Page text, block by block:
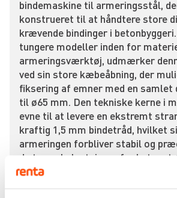
bindemaskine til armeringsstål,
konstrueret til at håndtere store
krævende bindinger i
tungere modeller inden for
armeringsværktøj, udmærker
ved sin store kæbeåbning, der
fiksering af emner med en samlet
til ø65 mm. Den tekniske kerne i
evne til at levere en ekstremt
kraftig 1,5 mm bindetråd, hvilket
armeringen forbliver stabil og
de tunge belastninger fra
af stavvibratorer.